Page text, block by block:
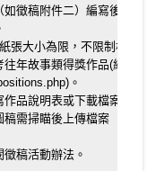
如徵稿附件二）編寫後上
張大小為限，不限制格數
年故事類得獎作品(網址：
。
品說明表或下載檔案（
需掃瞄後上傳檔案（檔
稿活動辦法。